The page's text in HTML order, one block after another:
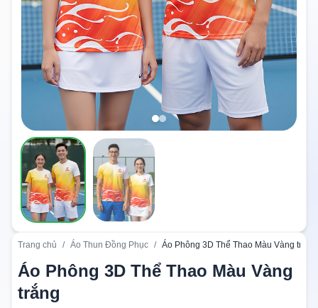
Trang chủ / Áo Thun Đồng Phục / Áo Phông 3D Thể Thao Màu Vàng trắng
Áo Phông 3D Thể Thao Màu Vàng
trắng